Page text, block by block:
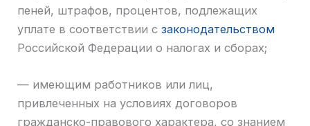
пеней, штрафов, процентов, подлежащих
уплате в соответствии сзаконодательством
Российской Федерации о налогах и сборах;
— имеющим работников или лиц,
привлеченных на условиях договоров
гражданско-правового характера, со знанием